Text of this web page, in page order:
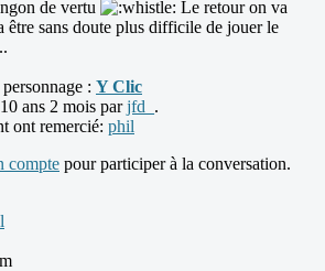
de vertu
Le retour on va
être sans doute plus difficile de jouer le
: Y Clic
ans 2 mois parjfd_ .
ont remercié: phil
compte pour participer à la conversation.